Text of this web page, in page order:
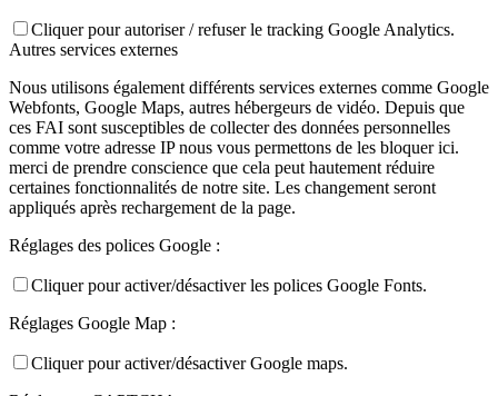
Cliquer pour autoriser / refuser le tracking Google Analytics.
Autres services externes
Nous utilisons également différents services externes comme Google
Webfonts, Google Maps, autres hébergeurs de vidéo. Depuis que
ces FAI sont susceptibles de collecter des données personnelles
comme votre adresse IP nous vous permettons de les bloquer ici.
merci de prendre conscience que cela peut hautement réduire
certaines fonctionnalités de notre site. Les changement seront
appliqués après rechargement de la page.
Réglages des polices Google :
Cliquer pour activer/désactiver les polices Google Fonts.
Réglages Google Map :
Cliquer pour activer/désactiver Google maps.